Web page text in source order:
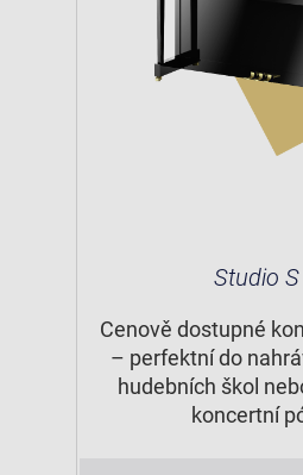
Studio
Cenově dostupné
– perfektní do
hudebních škol
koncertní